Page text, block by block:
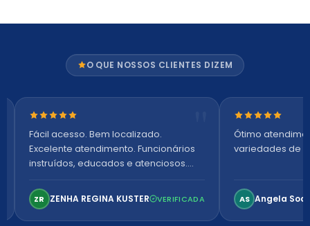
O QUE NOSSOS CLIENTES DIZEM
Nota 5 de 5 estrelas
Fácil acesso. Bem localizado.
Excelente atendimento. Funcionários
instruídos, educados e atenciosos.
confortável. Perfeito!
ZR ZENHA REGINA KUSTER VERIFICADA
Nota 5 de 5
Ótimo
variedades de
AS Angela